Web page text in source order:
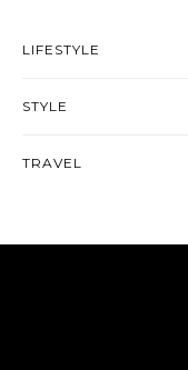
LIFESTYLE
STYLE
TRAVEL